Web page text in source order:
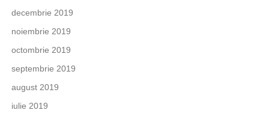
decembrie 2019
noiembrie 2019
octombrie 2019
septembrie 2019
august 2019
iulie 2019